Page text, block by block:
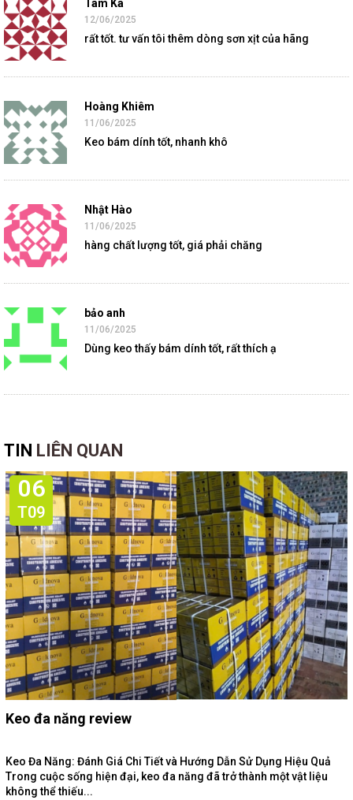
Tam Ka
12/06/2025
rất tốt. tư vấn tôi thêm dòng sơn xịt của hãng
Hoàng Khiêm
11/06/2025
Keo bám dính tốt, nhanh khô
Nhật Hào
11/06/2025
hàng chất lượng tốt, giá phải chăng
bảo anh
11/06/2025
Dùng keo thấy bám dính tốt, rất thích ạ
TIN LIÊN QUAN
06
T09
Keo đa năng review
Keo Đa Năng: Đánh Giá Chi Tiết và Hướng Dẫn Sử Dụng Hiệu Quả
Trong cuộc sống hiện đại, keo đa năng đã trở thành một vật liệu
không thể thiếu...